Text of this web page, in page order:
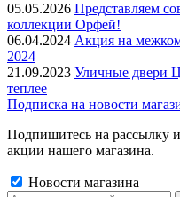
05.05.2026 Представляем
коллекции Орфей!
06.04.2024 Акция на
2024
21.09.2023 Уличные двери
теплее
Подписка на новости
Подпишитесь на рассылку
акции нашего магазина.
Новости магазина